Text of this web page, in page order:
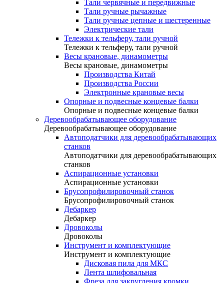
Тали червячные и передвижные
Тали ручные рычажные
Тали ручные цепные и шестеренные
Электрические тали
Тележки к тельферу, тали ручной
Тележки к тельферу, тали ручной
Весы крановые, динамометры
Весы крановые, динамометры
Производства Китай
Производства России
Электронные крановые весы
Опорные и подвесные концевые балки
Опорные и подвесные концевые балки
Деревообрабатывающее оборудование
Деревообрабатывающее оборудование
Автоподатчики для деревообрабатывающих
станков
Автоподатчики для деревообрабатывающих
станков
Аспирационные установки
Аспирационные установки
Брусопрофилировочный станок
Брусопрофилировочный станок
Дебаркер
Дебаркер
Дровоколы
Дровоколы
Инструмент и комплектующие
Инструмент и комплектующие
Дисковая пила для МКС
Лента шлифовальная
Фреза для закругления кромки